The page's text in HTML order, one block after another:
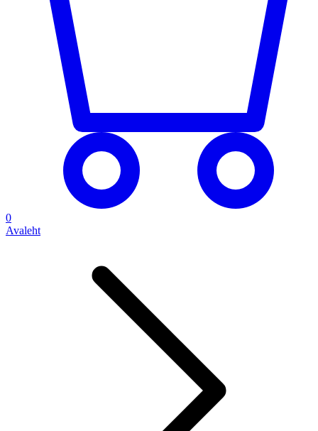
0
Avaleht